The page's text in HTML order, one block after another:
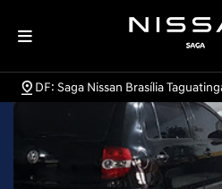
DF: Saga Nissan Brasília